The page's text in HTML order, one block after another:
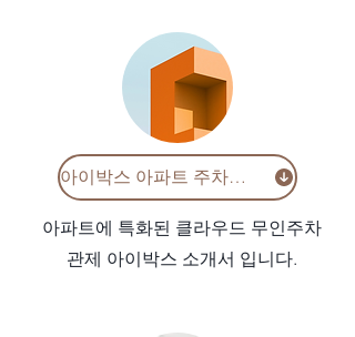
아이박스 아파트 주차관제
아파트에 특화된 클라우드 무인주차
관제 아이박스 소개서 입니다.